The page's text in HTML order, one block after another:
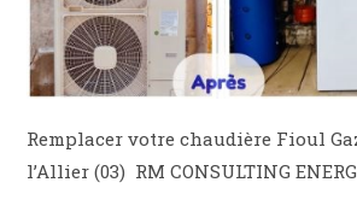
Remplacer votre chaudière Fioul
l’Allier (03) RM CONSULTING